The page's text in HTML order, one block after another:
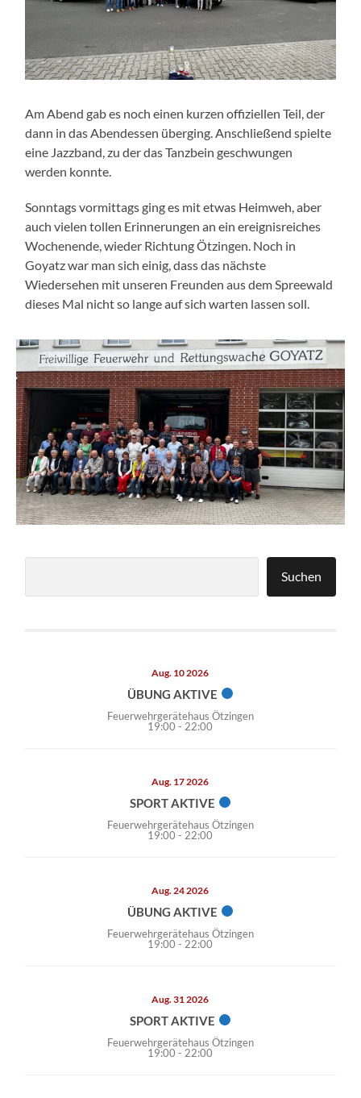
Am Abend gab es noch einen kurzen offiziellen Teil, der
dann in das Abendessen überging. Anschließend spielte
eine Jazzband, zu der das Tanzbein geschwungen
werden konnte.
Sonntags vormittags ging es mit etwas Heimweh, aber
auch vielen tollen Erinnerungen an ein ereignisreiches
Wochenende, wieder Richtung Ötzingen. Noch in
Goyatz war man sich einig, dass das nächste
Wiedersehen mit unseren Freunden aus dem Spreewald
dieses Mal nicht so lange auf sich warten lassen soll.
Suchen
Aug. 10 2026
ÜBUNG AKTIVE
Feuerwehrgerätehaus Ötzingen
19:00 - 22:00
Aug. 17 2026
SPORT AKTIVE
Feuerwehrgerätehaus Ötzingen
19:00 - 22:00
Aug. 24 2026
ÜBUNG AKTIVE
Feuerwehrgerätehaus Ötzingen
19:00 - 22:00
Aug. 31 2026
SPORT AKTIVE
Feuerwehrgerätehaus Ötzingen
19:00 - 22:00